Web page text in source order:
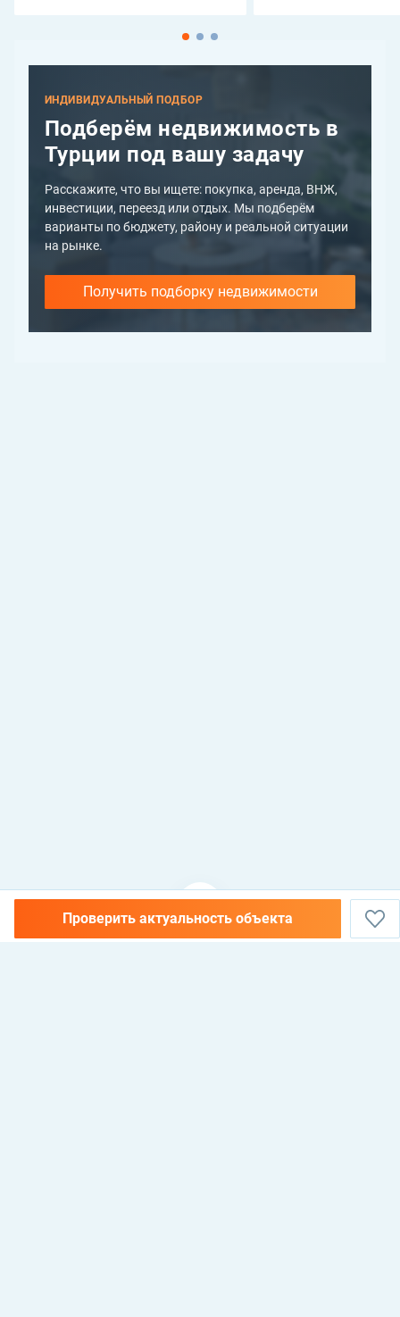
Проверить актуальность объекта
ИНДИВИДУАЛЬНЫЙ ПОДБОР
Подберём недвижимость в
Турции под вашу задачу
Расскажите, что вы ищете: покупка, аренда, ВНЖ,
инвестиции, переезд или отдых. Мы подберём
варианты по бюджету, району и реальной ситуации
на рынке.
Получить подборку недвижимости